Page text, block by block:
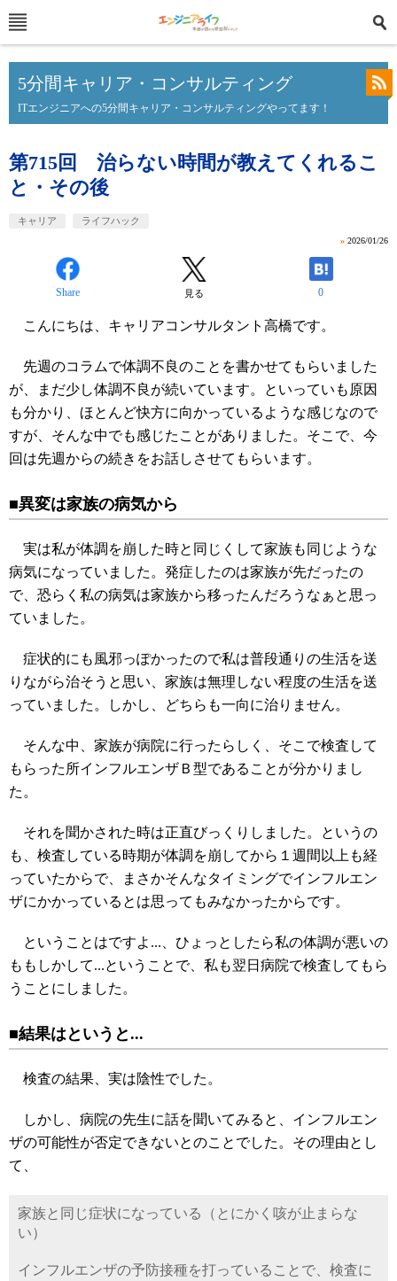
5分間キャリア・コンサルティング
ITエンジニアへの5分間キャリア・コンサルティングやってます！
第715回 治らない時間が教えてくれるこ
と・その後
キャリア ライフハック
» 2026/01/26
Share 見る 0
こんにちは、キャリアコンサルタント高橋です。
先週のコラムで体調不良のことを書かせてもらいました
が、まだ少し体調不良が続いています。といっていも原因
も分かり、ほとんど快方に向かっているような感じなので
すが、そんな中でも感じたことがありました。そこで、今
回は先週からの続きをお話しさせてもらいます。
■異変は家族の病気から
実は私が体調を崩した時と同じくして家族も同じような
病気になっていました。発症したのは家族が先だったの
で、恐らく私の病気は家族から移ったんだろうなぁと思っ
ていました。
症状的にも風邪っぽかったので私は普段通りの生活を送
りながら治そうと思い、家族は無理しない程度の生活を送
っていました。しかし、どちらも一向に治りません。
そんな中、家族が病院に行ったらしく、そこで検査して
もらった所インフルエンザＢ型であることが分かりまし
た。
それを聞かされた時は正直びっくりしました。というの
も、検査している時期が体調を崩してから１週間以上も経
っていたからで、まさかそんなタイミングでインフルエン
ザにかかっているとは思ってもみなかったからです。
ということはですよ...、ひょっとしたら私の体調が悪いの
ももしかして...ということで、私も翌日病院で検査してもら
うことにしました。
■結果はというと...
検査の結果、実は陰性でした。
しかし、病院の先生に話を聞いてみると、インフルエン
ザの可能性が否定できないとのことでした。その理由とし
て、
家族と同じ症状になっている（とにかく咳が止まらな
い）
インフルエンザの予防接種を打っていることで、検査に